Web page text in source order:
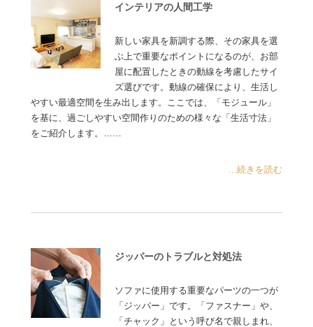
インテリアの人間工学
新しい家具を新調する際、その家具を選
ぶ上で重要なポイントになるのが、お部
屋に配置したときの動線を考慮したサイ
ズ選びです。動線の確保により、生活し
やすい最適空間を生み出します。ここでは、「モジュール」
を基に、過ごしやすい空間作りのための様々な「生活寸法」
をご紹介します。……
...続きを読む
ジッパーのトラブルと対処法
ソファに使用する重要なパーツの一つが
「ジッパー」です。「ファスナー」や、
「チャック」という呼び名で親しまれ、